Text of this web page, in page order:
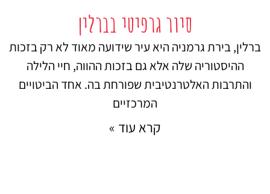
סיור גרפיטי בברלין
ברלין, בירת גרמניה היא עיר שידועה מאוד לא רק בזכות
ההיסטוריה שלה אלא גם בזכות ההווה, חיי הלילה
והתרבות האלטרנטיבית שפורחת בה. אחד הביטויים
המרכזיים
קרא עוד »